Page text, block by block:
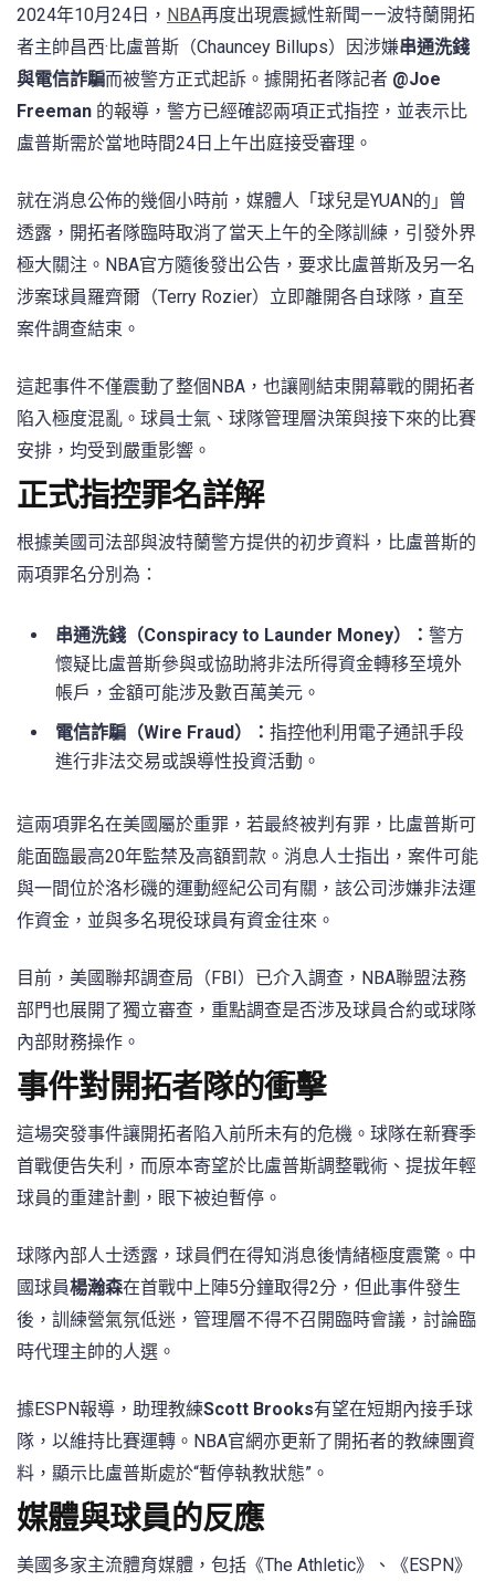
2024年10月24日， NBA再度出現震撼性新聞——波特蘭開拓
者主帥昌西·比盧普斯（Chauncey Billups）因涉嫌串通洗錢
與電信詐騙而被警方正式起訴。據開拓者隊記者 @Joe
Freeman 的報導，警方已經確認兩項正式指控，並表示比
盧普斯需於當地時間24日上午出庭接受審理。
就在消息公佈的幾個小時前，媒體人「球兒是YUAN的」曾
透露，開拓者隊臨時取消了當天上午的全隊訓練，引發外界
極大關注。NBA官方隨後發出公告，要求比盧普斯及另一名
涉案球員羅齊爾（Terry Rozier）立即離開各自球隊，直至
案件調查結束。
這起事件不僅震動了整個NBA，也讓剛結束開幕戰的開拓者
陷入極度混亂。球員士氣、球隊管理層決策與接下來的比賽
安排，均受到嚴重影響。
正式指控罪名詳解
根據美國司法部與波特蘭警方提供的初步資料，比盧普斯的
兩項罪名分別為：
串通洗錢（Conspiracy to Launder Money）： 警方
懷疑比盧普斯參與或協助將非法所得資金轉移至境外
帳戶，金額可能涉及數百萬美元。
電信詐騙（Wire Fraud）： 指控他利用電子通訊手段
進行非法交易或誤導性投資活動。
這兩項罪名在美國屬於重罪，若最終被判有罪，比盧普斯可
能面臨最高20年監禁及高額罰款。消息人士指出，案件可能
與一間位於洛杉磯的運動經紀公司有關，該公司涉嫌非法運
作資金，並與多名現役球員有資金往來。
目前，美國聯邦調查局（FBI）已介入調查，NBA聯盟法務
部門也展開了獨立審查，重點調查是否涉及球員合約或球隊
內部財務操作。
事件對開拓者隊的衝擊
這場突發事件讓開拓者陷入前所未有的危機。球隊在新賽季
首戰便告失利，而原本寄望於比盧普斯調整戰術、提拔年輕
球員的重建計劃，眼下被迫暫停。
球隊內部人士透露，球員們在得知消息後情緒極度震驚。中
國球員楊瀚森在首戰中上陣5分鐘取得2分，但此事件發生
後，訓練營氣氛低迷，管理層不得不召開臨時會議，討論臨
時代理主帥的人選。
據ESPN報導，助理教練Scott Brooks有望在短期內接手球
隊，以維持比賽運轉。NBA官網亦更新了開拓者的教練團資
料，顯示比盧普斯處於“暫停執教狀態”。
媒體與球員的反應
美國多家主流體育媒體，包括《The Athletic》、《ESPN》